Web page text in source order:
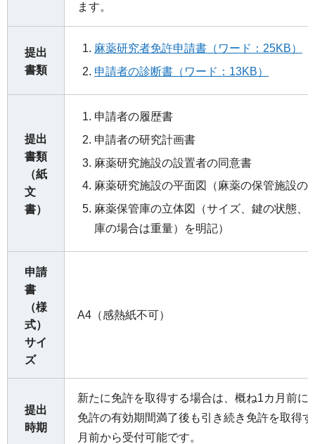
ます。
提出
書類
麻薬研究者免許申請書（ワード：25KB）
申請者の診断書（ワード：13KB）
提出
書類
（紙
文
書）
申請者の履歴書
申請者の研究計画書
麻薬研究施設の設置者の同意書
麻薬研究施設の平面図（麻薬の保管施設の
麻薬保管庫の立体図（サイズ、鍵の状態、
庫の場合は重量）を明記）
申請
書
（様
式）
サイ
ズ
A4（感熱紙不可）
提出
時期
新たに免許を取得する場合は、概ね1カ月前に
免許の有効期間満了後も引き続き免許を取得
月前から受付可能です。